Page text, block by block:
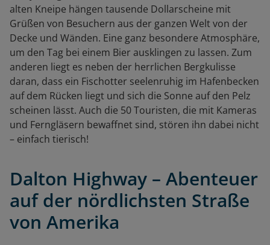
alten Kneipe hängen tausende Dollarscheine mit
Grüßen von Besuchern aus der ganzen Welt von der
Decke und Wänden. Eine ganz besondere Atmosphäre,
um den Tag bei einem Bier ausklingen zu lassen. Zum
anderen liegt es neben der herrlichen Bergkulisse
daran, dass ein Fischotter seelenruhig im Hafenbecken
auf dem Rücken liegt und sich die Sonne auf den Pelz
scheinen lässt. Auch die 50 Touristen, die mit Kameras
und Ferngläsern bewaffnet sind, stören ihn dabei nicht
– einfach tierisch!
Dalton Highway – Abenteuer
auf der nördlichsten Straße
von Amerika